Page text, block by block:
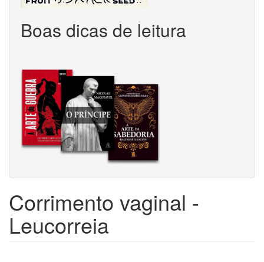
Boas dicas de leitura
Corrimento vaginal -
Leucorreia